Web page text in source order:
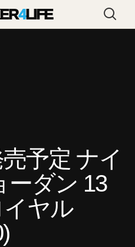
4LIFE
予定 ナイ
ーダン 13
ヤル